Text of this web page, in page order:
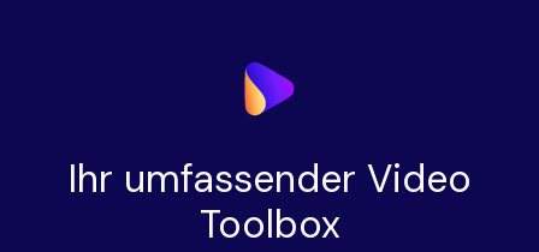
Ihr umfassender Video
Toolbox